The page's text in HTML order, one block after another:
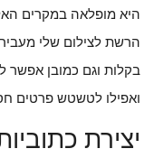
היא מופלאה במקרים
הרשת לצילום שלי
בקלות וגם כמובן אפשר
ואפילו לטשטש פרטים
יצירת